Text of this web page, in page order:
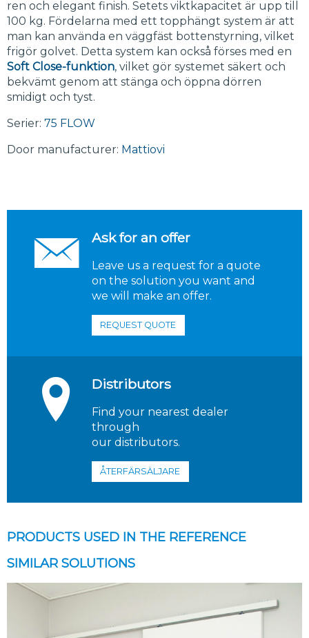
ren och elegant finish. Setets viktkapacitet är upp till
100 kg. Fördelarna med ett topphängt system är att
man kan använda en väggfäst bottenstyrning, vilket
frigör golvet. Detta system kan också förses med en
Soft Close-funktion, vilket gör systemet säkert och
bekvämt genom att stänga och öppna dörren
smidigt och tyst.
Serier: 75 FLOW
Door manufacturer: Mattiovi
Ask for an offer
Leave us a request for a quote
on the solution you want and
we will make an offer.
REQUEST QUOTE
Distributors
Find your nearest dealer
through
our distributors.
ÅTERFÄRSÄLJARE
PRODUCTS USED IN THE REFERENCE
SIMILAR SOLUTIONS